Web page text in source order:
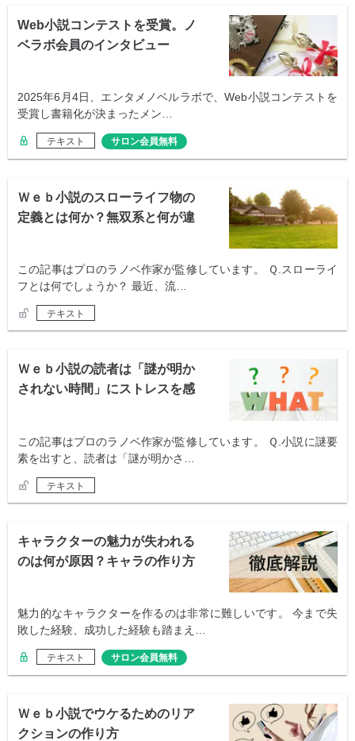
Web小説コンテストを受賞。ノ
ベラボ会員のインタビュー
2025年6月4日、エンタメノベルラボで、Web小説コンテストを
受賞し書籍化が決まったメン…
テキスト サロン会員無料
Ｗｅｂ小説のスローライフ物の
定義とは何か？無双系と何が違
この記事はプロのラノベ作家が監修しています。 Ｑ.スローライ
フとは何でしょうか？ 最近、流…
テキスト
Ｗｅｂ小説の読者は「謎が明か
されない時間」にストレスを感
この記事はプロのラノベ作家が監修しています。 Ｑ.小説に謎要
素を出すと、読者は「謎が明かさ…
テキスト
キャラクターの魅力が失われる
のは何が原因？キャラの作り方
魅力的なキャラクターを作るのは非常に難しいです。 今まで失
敗した経験、成功した経験も踏まえ…
テキスト サロン会員無料
Ｗｅｂ小説でウケるためのリア
クションの作り方